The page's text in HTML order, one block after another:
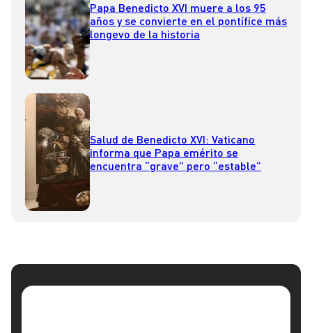
Papa Benedicto XVI muere a los 95
años y se convierte en el pontífice más
longevo de la historia
Salud de Benedicto XVI: Vaticano
informa que Papa emérito se
encuentra “grave” pero “estable”